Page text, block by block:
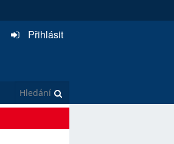
Přihlásit